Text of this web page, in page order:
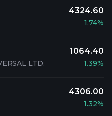
4324.60
1.74%
LTD.
1064.40
1.39%
4306.00
1.32%